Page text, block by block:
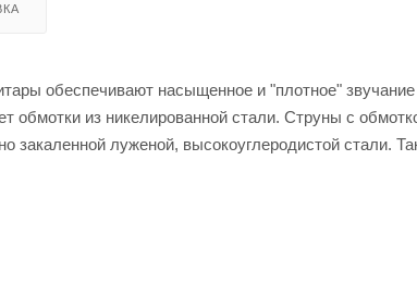
обеспечивают насыщенное и "плотное"
из никелированной стали. Струны с
закаленной луженой, высокоуглеродистой стали.